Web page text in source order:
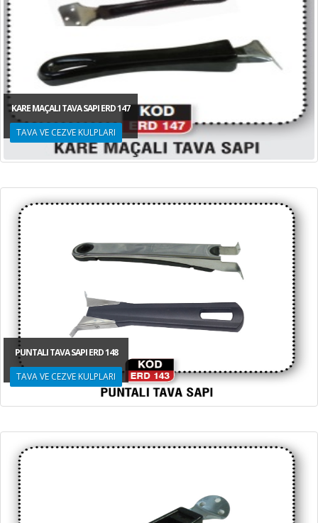
KARE MAÇALI TAVA SAPI ERD 147
TAVA VE CEZVE KULPLARI
PUNTALI TAVA SAPI ERD 148
TAVA VE CEZVE KULPLARI